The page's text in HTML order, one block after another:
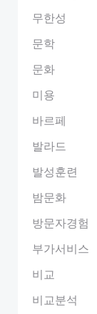
무한성
문학
문화
미용
바르페
발라드
발성훈련
밤문화
방문자경험
부가서비스
비교
비교분석